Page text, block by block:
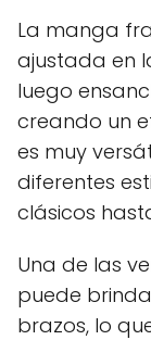
La manga
ajustada en
luego
creando un
es muy
diferentes
clásicos
Una de las
puede
brazos, lo